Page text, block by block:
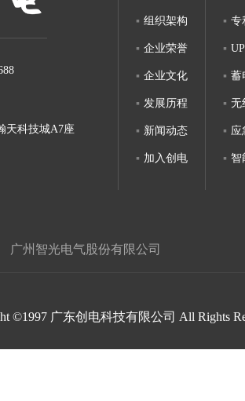
天科技城A7座
组织架构
企业荣誉
企业文化
发展历程
新闻动态
加入创电
专
蓄
无
应
智
广州智光电气股份有限公司
©1997 广东创电科技有限公司 All Rights